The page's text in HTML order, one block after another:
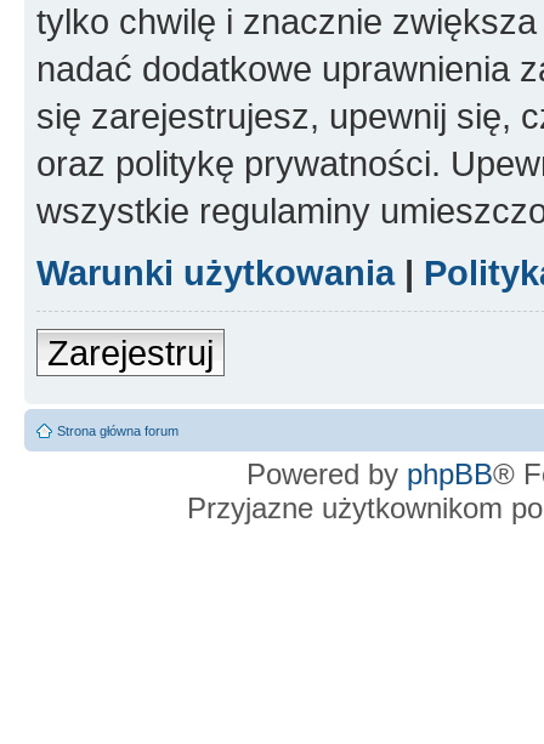
tylko chwilę i znacznie
nadać dodatkowe uprawnienia
się zarejestrujesz, upewnij się,
oraz politykę prywatności.
wszystkie regulaminy
Warunki użytkowania|
Zarejestruj
Strona główna forum
Powered by phpBB®
Przyjazne użytkownikom